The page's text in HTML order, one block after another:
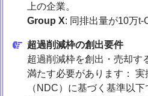
上の企業。
Group X: 同排出量が10万t-
超過削減枠の創出要件
超過削減枠を創出・売却す
満たす必要があります：
（NDC）に基づく基準以下